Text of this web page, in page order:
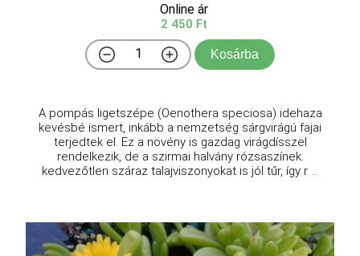
Online ár
2 450 Ft
Kosárba
A pompás ligetszépe (Oenothera speciosa) idehaza
kevésbé ismert, inkább a nemzetség sárgvirágú fajai
terjedtek el. Ez a növény is gazdag virágdísszel
rendelkezik, de a szirmai halvány rózsaszínek.
kedvezőtlen száraz talajviszonyokat is jól tűr, így r ...